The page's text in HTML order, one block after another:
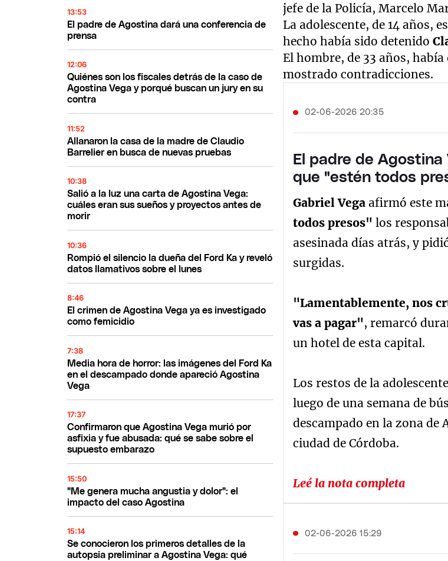
13:53
El padre de Agostina dará una conferencia de
prensa
12:06
Quiénes son los fiscales detrás de la caso de
Agostina Vega y porqué buscan un jury en su
contra
11:52
Allanaron la casa de la madre de Claudio
Barrelier en busca de nuevas pruebas
10:38
Salió a la luz una carta de Agostina Vega:
cuáles eran sus sueños y proyectos antes de
morir
10:36
Rompió el silencio la dueña del Ford Ka y reveló
datos llamativos sobre el lunes
8:46
El crimen de Agostina Vega ya es investigado
como femicidio
7:38
Media hora de horror: las imágenes del Ford Ka
en el descampado donde apareció Agostina
Vega
17:37
Confirmaron que Agostina Vega murió por
asfixia y fue abusada: qué se sabe sobre el
supuesto embarazo
15:50
"Me genera mucha angustia y dolor": el
impacto del caso Agostina
15:14
Se conocieron los primeros detalles de la
autopsia preliminar a Agostina Vega: qué
jefe de la Policía, Marcelo
La adolescente, de 14 años,
hecho había sido detenido
El hombre, de 33 años,
mostrado contradicciones.
02-06-2026 20:35
El padre de
que "estén todos
Gabriel Vegaafirmó este
todos presos"los
asesinada días atrás, y
surgidas.
"Lamentablemente, nos
vas a pagar", remarcó
un hotel de esta capital.
Los restos de la
luego de una semana de
descampado en la zona de
ciudad de Córdoba.
Leé la nota completa
02-06-2026 15:29